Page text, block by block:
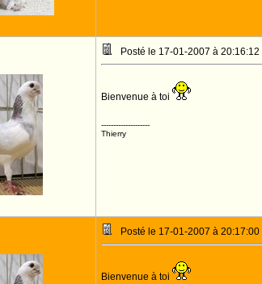
Posté le 17-01-2007 à 20:16:12
Bienvenue à toi
--------------------
Thierry
Posté le 17-01-2007 à 20:17:00
Bienvenue à toi